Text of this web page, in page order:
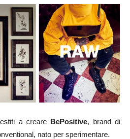
a creare BePositive, brand di
nato per sperimentare.